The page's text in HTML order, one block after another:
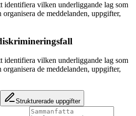
vilken underliggande lag som
de meddelanden, uppgifter,
identifiera vilken underliggande lag som
de meddelanden, uppgifter,
Strukturerade uppgifter